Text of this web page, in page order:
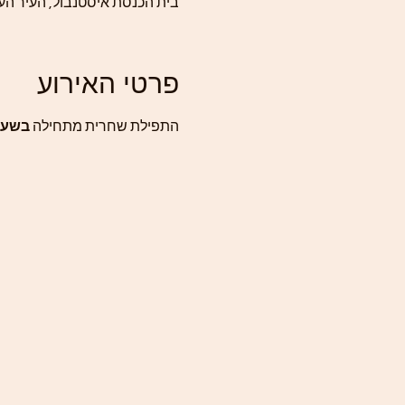
פרטי האירוע
התפילת שחרית מתחילה בשעה